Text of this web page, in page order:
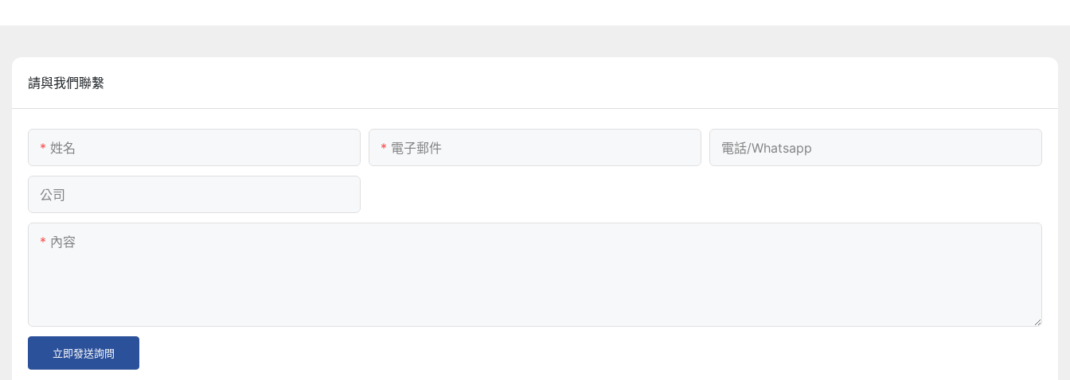
請與我們聯繫
姓名 電子郵件 電話/whatsapp
公司
內容
立即發送詢問